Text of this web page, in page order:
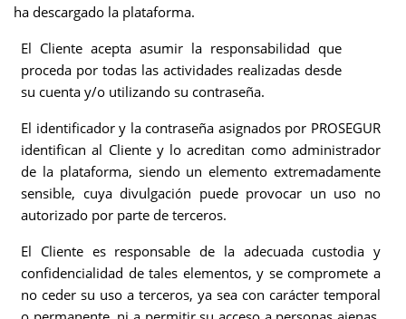
ha descargado la plataforma.
El Cliente acepta asumir la responsabilidad que
proceda por todas las actividades realizadas desde
su cuenta y/o utilizando su contraseña.
El identificador y la contraseña asignados por PROSEGUR
identifican al Cliente y lo acreditan como administrador
de la plataforma, siendo un elemento extremadamente
sensible, cuya divulgación puede provocar un uso no
autorizado por parte de terceros.
El Cliente es responsable de la adecuada custodia y
confidencialidad de tales elementos, y se compromete a
no ceder su uso a terceros, ya sea con carácter temporal